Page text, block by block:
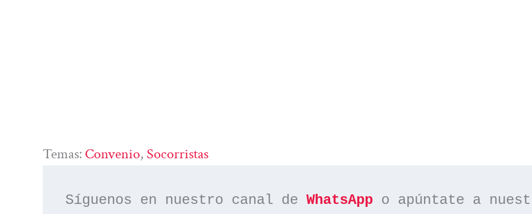
Temas: Convenio, Socorristas
Síguenos en nuestro canal de WhatsApp